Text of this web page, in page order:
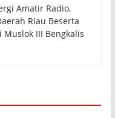
Amatir Radio,
Riau Beserta
Muslok III Bengkalis